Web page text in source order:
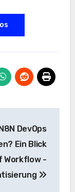
DevOps
Ein Blick
Workflow -